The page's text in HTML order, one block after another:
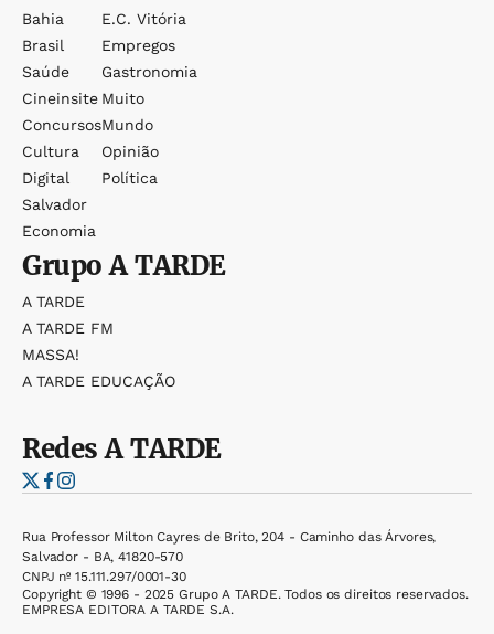
Bahia
Brasil
Saúde
Cineinsite
Concursos
Cultura
Digital
Salvador
Economia
E.c. Vitória
Empregos
Gastronomia
Muito
Mundo
Opinião
Política
GrupoA TARDE
A TARDE
A TARDE FM
MASSA!
A TARDE EDUCAÇÃO
RedesA TARDE
Rua Professor Milton Cayres de Brito, 204 - Caminho das Árvores,
Salvador - BA, 41820-570
CNPJ nº 15.111.297/0001-30
Copyright © 1996 - 2025 Grupo A TARDE. Todos os direitos reservados.
EMPRESA EDITORA A TARDE S.A.